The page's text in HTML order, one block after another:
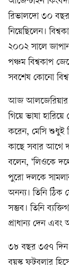
রিভালদো ৩০ বছর
নিয়েছিলেন।
২০০২ সালে
পঞ্চম বিশ্বকাপ
সবশেষ কোনো
আজ আলজেরিয়ার
গিয়ে ভাষা
করেন, মেসি শুধুই
কাছে সবার আগে
বলেন, ‘লিওকে
পুরো দলকে
অনন্য। তিনি ঠিক
সম্ভব। তিনি
প্রাধান্য দেন এবং
৩৮ বছর ৩৫৭ দিন
বয়স্ক ফুটবলার